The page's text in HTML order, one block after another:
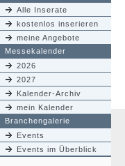
Alle Inserate
kostenlos inserieren
meine Angebote
Messekalender
2026
2027
Kalender-Archiv
mein Kalender
Branchengalerie
Events
Events im Überblick